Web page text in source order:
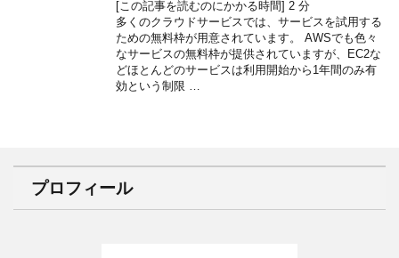
[この記事を読むのにかかる時間] 2 分
多くのクラウドサービスでは、サービスを試用する
ための無料枠が用意されています。 AWSでも色々
なサービスの無料枠が提供されていますが、EC2な
どほとんどのサービスは利用開始から1年間のみ有
効という制限 …
プロフィール